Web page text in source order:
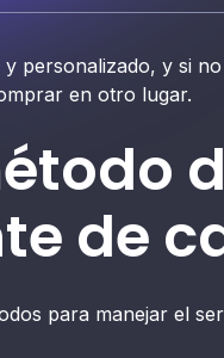
personalizado, y si
en otro lugar.
de
para manejar el